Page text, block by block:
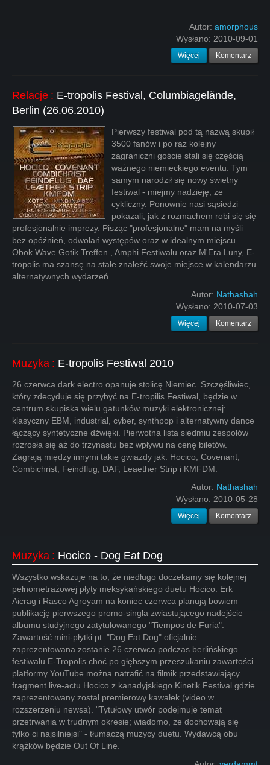
Autor: amorphous
Wysłano: 2010-09-01
Więcej Komentarz
Relacje : E-tropolis Festival, Columbiagelände,
Berlin (26.06.2010)
Pierwszy festiwal pod tą nazwą skupił
3500 fanów i po raz kolejny
zagraniczni goście stali się częścią
ważnego niemieckiego eventu. Tym
samym narodził się nowy świetny
festiwal - miejmy nadzieję, że
cykliczny. Ponownie nasi sąsiedzi
pokazali, jak z rozmachem robi się się
profesjonalnie imprezy. Pisząc "profesjonalne" mam na myśli
bez opóźnień, odwołań występów oraz w idealnym miejscu.
Obok Wave Gotik Treffen , Amphi Festiwalu oraz M'Era Luny, E-
tropolis ma szansę na stałe znaleźć swoje miejsce w kalendarzu
alternatywnych wydarzeń.
Autor: Nathashah
Wysłano: 2010-07-03
Więcej Komentarz
Muzyka : E-tropolis Festiwal 2010
26 czerwca dark electro opanuje stolicę Niemiec. Szczęśliwiec,
który zdecyduje się przybyć na E-tropilis Festiwal, będzie w
centrum skupiska wielu gatunków muzyki elektronicznej:
klasyczny EBM, industrial, cyber, synthpop i alternatywny dance
łączący syntetyczne dźwięki. Pierwotna lista siedmiu zespołów
rozrosła się aż do trzynastu bez wpływu na cenę biletów.
Zagrają między innymi takie gwiazdy jak: Hocico, Covenant,
Combichrist, Feindflug, DAF, Leaether Strip i KMFDM.
Autor: Nathashah
Wysłano: 2010-05-28
Więcej Komentarz
Muzyka : Hocico - Dog Eat Dog
Wszystko wskazuje na to, że niedługo doczekamy się kolejnej
pełnometrażowej płyty meksykańskiego duetu Hocico. Erk
Aicrag i Rasco Agroyam na koniec czerwca planują bowiem
publikację pierwszego promo-singla zwiastującego nadejście
albumu studyjnego zatytułowanego "Tiempos de Furia".
Zawartość mini-płytki pt. "Dog Eat Dog" oficjalnie
zaprezentowana zostanie 26 czerwca podczas berlińskiego
festiwalu E-Tropolis choć po głębszym przeszukaniu zawartości
platformy YouTube można natrafić na filmik przedstawiający
fragment live-actu Hocico z kanadyjskiego Kinetik Festival gdzie
zaprezentowany został premierowy kawałek (video w
rozszerzeniu newsa). "Tytułowy utwór podejmuje temat
przetrwania w trudnym okresie; wiadomo, że dochowają się
tylko ci najsilniejsi" - tłumaczą muzycy duetu. Wydawcą obu
krążków będzie Out Of Line.